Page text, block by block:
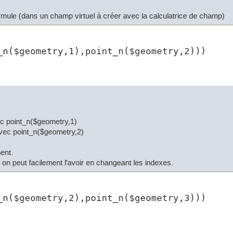
(dans un champ virtuel à créer avec la calculatrice de champ)
point_n($geometry,1)
point_n($geometry,2)
peut facilement l'avoir en changeant les indexes.